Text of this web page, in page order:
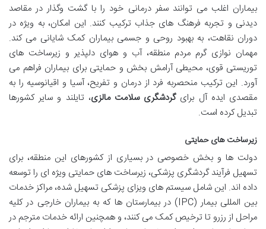
بیماران اغلب می توانند سفر درمانی خود را با گشت وگذار در مقاصد
دیدنی و تجربه فرهنگ های جذاب ترکیب کنند. این امکان، به ویژه در
دوران نقاهت، به بهبود روحی و جسمی بیماران کمک شایانی می کند.
مهمان نوازی گرم مردم منطقه، آب و هوای دلپذیر و زیرساخت های
توریستی قوی، محیطی آرامش بخش و حمایتی برای بیماران فراهم می
آورد. این ترکیب منحصربه فرد از درمان و تفریح، آسیا و اقیانوسیه را به
مقصدی ایده آل برایگردشگری سلامت مالزی، تایلند و سایر کشورها
تبدیل کرده است.
زیرساخت های حمایتی
دولت ها و بخش خصوصی در بسیاری از کشورهای این منطقه، برای
تسهیل فرآیند گردشگری پزشکی، زیرساخت های حمایتی ویژه ای را توسعه
داده اند. این شامل سیستم های ویزای پزشکی تسهیل شده، مراکز خدمات
بین المللی بیمار (IPC) در بیمارستان ها که به بیماران خارجی در کلیه
مراحل از رزرو تا ترخیص کمک می کنند، و همچنین ارائه خدمات مترجم در